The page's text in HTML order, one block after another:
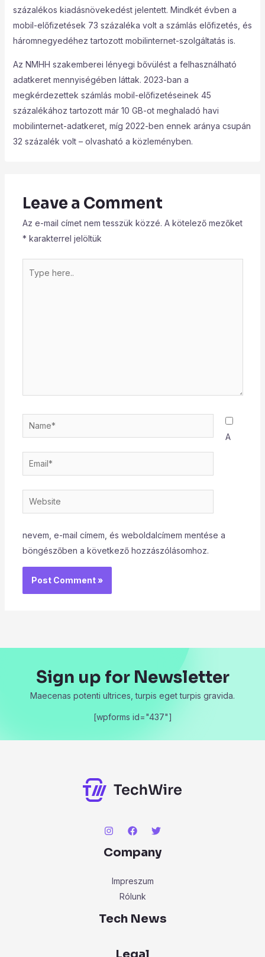
százalékos kiadásnövekedést jelentett. Mindkét évben a
mobil-előfizetések 73 százaléka volt a számlás előfizetés, és
háromnegyedéhez tartozott mobilinternet-szolgáltatás is.
Az NMHH szakemberei lényegi bővülést a felhasználható
adatkeret mennyiségében láttak. 2023-ban a
megkérdezettek számlás mobil-előfizetéseinek 45
százalékához tartozott már 10 GB-ot meghaladó havi
mobilinternet-adatkeret, míg 2022-ben ennek aránya csupán
32 százalék volt – olvasható a közleményben.
Leave a Comment
Az e-mail címet nem tesszük közzé. A kötelező mezőket
* karakterrel jelöltük
here..
Name*
Email*
Website
A
nevem, e-mail címem, és weboldalcímem mentése a
böngészőben a következő hozzászólásomhoz.
Sign up for Newsletter
Maecenas potenti ultrices, turpis eget turpis gravida.
[wpforms id="437"]
Company
Impreszum
Rólunk
Tech News